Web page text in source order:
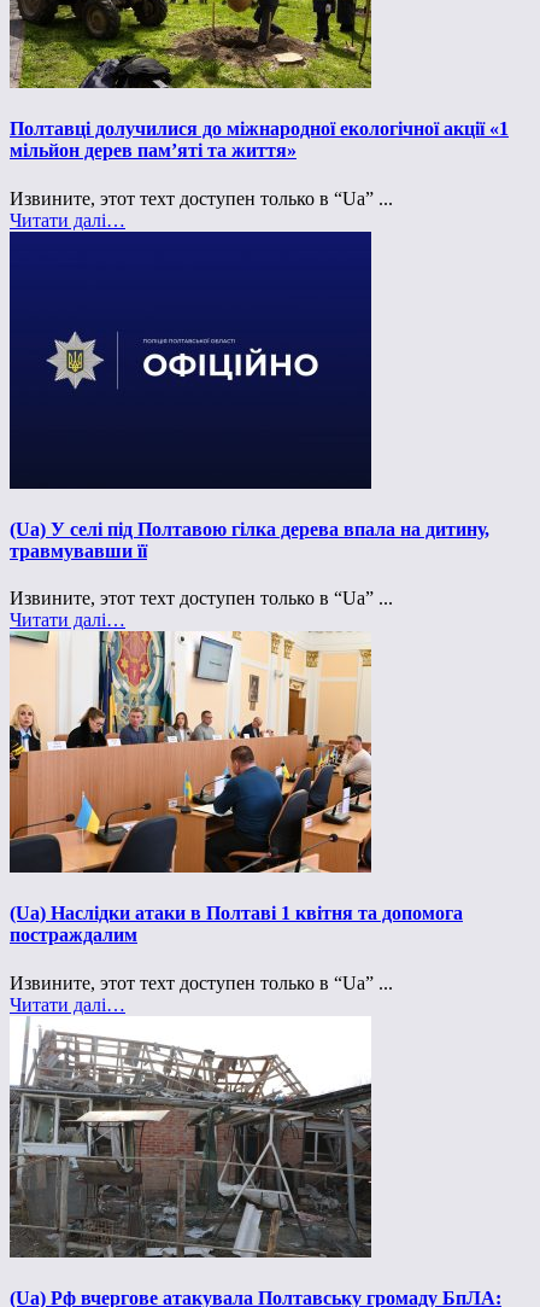
Полтавці долучилися до міжнародної екологічної акції «1
мільйон дерев пам’яті та життя»
Извините, этот техт доступен только в “Ua” ...
Читати далі…
(Ua) У селі під Полтавою гілка дерева впала на дитину,
травмувавши її
Извините, этот техт доступен только в “Ua” ...
Читати далі…
(Ua) Наслідки атаки в Полтаві 1 квітня та допомога
постраждалим
Извините, этот техт доступен только в “Ua” ...
Читати далі…
(Ua) Рф вчергове атакувала Полтавську громаду БпЛА: